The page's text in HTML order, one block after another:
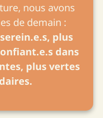
nous avons
de demain :
plus
dans
plus vertes